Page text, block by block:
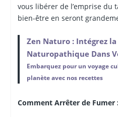
vous libérer de l’emprise du
bien-être en seront
Zen Naturo : Intégrez la
Naturopathique Dans
Embarquez pour un voyage
planète avec nos recettes
Comment Arrêter de Fumer